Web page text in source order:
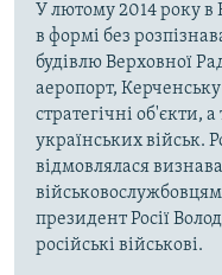
У лютому 2014 року в
в формі без
будівлю Верховної
аеропорт,
стратегічні об'єкти,
українських військ.
відмовлялася
президент Росії
російські військові.